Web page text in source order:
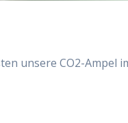
unsere CO2-Ampel